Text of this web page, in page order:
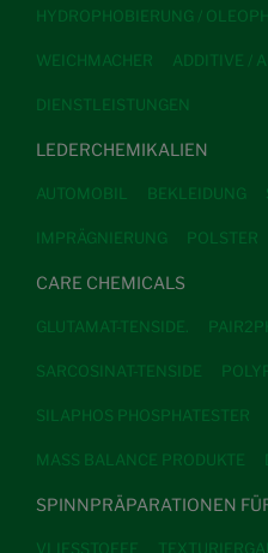
HYDROPHOBIERUNG /
WEICHMACHER ADDITIVE /
DIENSTLEISTUNGEN
LEDERCHEMIKALIEN
AUTOMOBIL BEKLEIDUNG
IMPRÄGNIERUNG POLSTER
CARE CHEMICALS
GLUTAMAT-TENSIDE.
SARCOSINAT-TENSIDE
SILAPHOS PHOSPHATESTER
MASS BALANCE PRODUKTE
SPINNPRÄPARATIONEN
VLIESSTOFFE